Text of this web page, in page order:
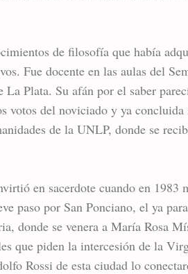
de filosofía que había
Fue docente en las aulas del
Plata. Su afán por el saber
votos del noviciado y ya
de la UNLP, donde se
en sacerdote cuando en
paso por San Ponciano, el ya
donde se venera a María Rosa
que piden la intercesión de la
Rossi de esta ciudad lo